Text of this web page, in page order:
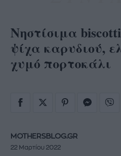
Νηστίσιμα
ψίχα καρυδιού,
χυμό πορτοκάλι
MOTHERSBLOG.GR
22 Μαρτίου 2022